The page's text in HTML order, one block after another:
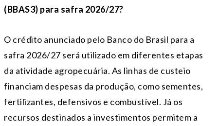
(BBAS3) para safra 2026/27?
O crédito anunciado pelo Banco do Brasil para a
safra 2026/27 será utilizado em diferentes etapas
da atividade agropecuária. As linhas de custeio
financiam despesas da produção, como sementes,
fertilizantes, defensivos e combustível. Já os
recursos destinados a investimentos permitem a